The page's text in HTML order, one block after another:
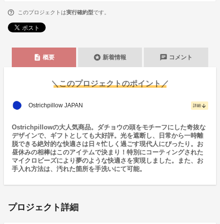
このプロジェクトは実行確約型です。
description 概要 stars 新着情報 chat コメント
＼このプロジェクトのポイント／
Ostrichpillow JAPAN 詳細 arrow_downward
Ostrichpillowの大人気商品。ダチョウの頭をモチーフにした奇抜な
デザインで、ギフトとしても大好評。光を遮断し、日常から一時離
脱できる絶対的な快適さは日々忙しく過ごす現代人にぴったり。お
昼休みの相棒はこのアイテムで決まり！特別にコーティングされた
マイクロビーズにより夢のような快適さを実現しました。また、お
手入れ方法は、汚れた箇所を手洗いにて可能。
プロジェクト詳細